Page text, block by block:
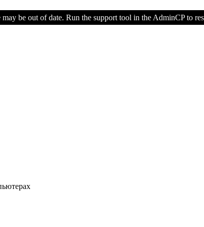
be out of date. Run the support tool in the AdminCP to